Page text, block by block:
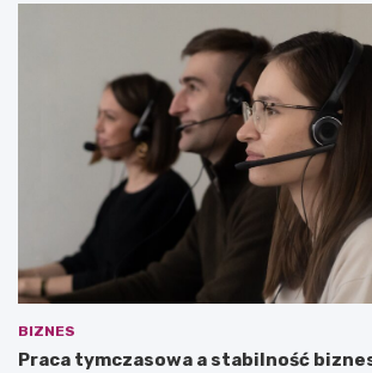
BIZNES
Praca tymczasowa a stabilność